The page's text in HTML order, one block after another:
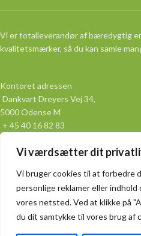
Vi værdsætter dit
Vi bruger cookies til at forbedre
personlige reklamer eller indhold
vores netsted. Ved at klikke på
du dit samtykke til vores brug af
Vi er totalleverandør af bæredygtig
kvalitetsmærker, så du kan samle
Kontoret adressen
Dankvart Dreyers Vej 34,
5000 Odense M
+ 45 40 16 82 83
info@spicybox.dk
Lager adressen
Slettensvej 55 hal.12 ,